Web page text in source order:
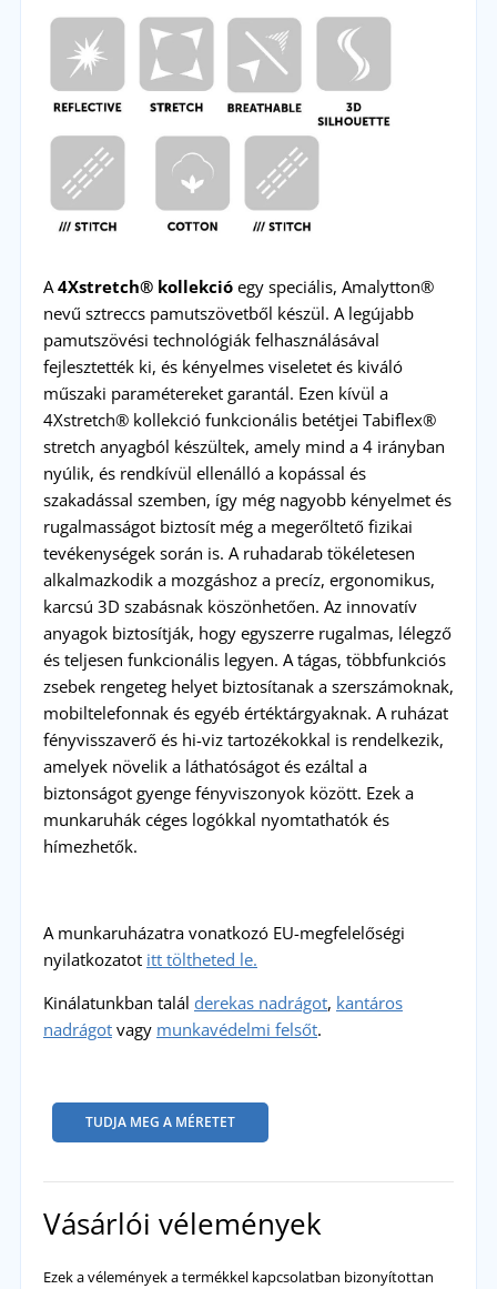
A 4Xstretch® kollekcióegy speciális, Amalytton®
nevű sztreccs pamutszövetből készül. A legújabb
pamutszövési technológiák felhasználásával
fejlesztették ki, és kényelmes viseletet és kiváló
műszaki paramétereket garantál. Ezen kívül a
4Xstretch® kollekció funkcionális betétjei Tabiflex®
stretch anyagból készültek, amely mind a 4 irányban
nyúlik, és rendkívül ellenálló a kopással és
szakadással szemben, így még nagyobb kényelmet és
rugalmasságot biztosít még a megerőltető fizikai
tevékenységek során is. A ruhadarab tökéletesen
alkalmazkodik a mozgáshoz a precíz, ergonomikus,
karcsú 3D szabásnak köszönhetően. Az innovatív
anyagok biztosítják, hogy egyszerre rugalmas, lélegző
és teljesen funkcionális legyen. A tágas, többfunkciós
zsebek rengeteg helyet biztosítanak a szerszámoknak,
mobiltelefonnak és egyéb értéktárgyaknak. A ruházat
fényvisszaverő és hi-viz tartozékokkal is rendelkezik,
amelyek növelik a láthatóságot és ezáltal a
biztonságot gyenge fényviszonyok között. Ezek a
munkaruhák céges logókkal nyomtathatók és
hímezhetők.
A munkaruházatra vonatkozó EU-megfelelőségi
nyilatkozatot itt töltheted le.
Kinálatunkban talál derekas nadrágot, kantáros
nadrágotvagy munkavédelmi felsőt.
TUDJA MEG A MÉRETET
Vásárlói vélemények
Ezek a vélemények a termékkel kapcsolatban bizonyítottan